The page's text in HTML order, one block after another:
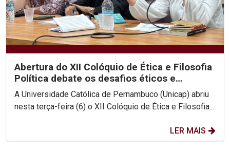
Abertura do XII Colóquio de Ética e Filosofia
Política debate os desafios éticos e
existenciais...
A Universidade Católica de Pernambuco (Unicap) abriu
nesta terça-feira (6) o XII Colóquio de Ética e Filosofia...
LER MAIS